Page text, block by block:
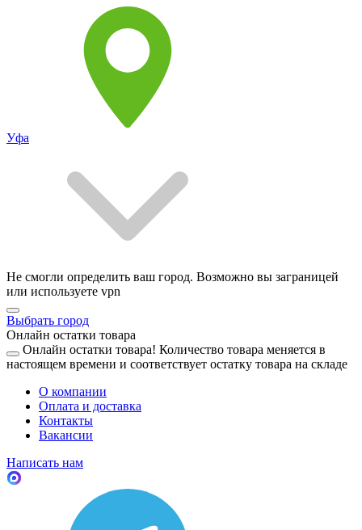
Уфа
Не смогли определить ваш город. Возможно вы заграницей
или используете vpn
Выбрать город
Онлайн остатки товара
Онлайн остатки товара! Количество товара меняется в
настоящем времени и соответствует остатку товара на складе
О компании
Оплата и доставка
Контакты
Вакансии
Написать нам